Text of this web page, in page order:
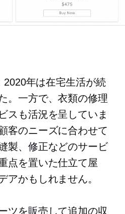
2020年は在宅生活が続
。一方で、衣類の修理
スも活況を呈していま
客のニーズに合わせて
製、修正などのサービ
点を置いた仕立て屋
アかもしれません。
ツを販売して追加の収